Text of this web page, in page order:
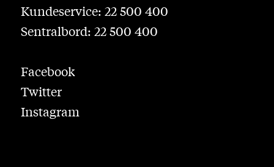
Kundeservice: 22 500 400
Sentralbord: 22 500 400
Facebook
Twitter
Instagram